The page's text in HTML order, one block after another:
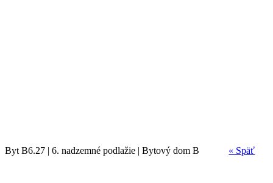
« Späť
Byt B6.27 | 6. nadzemné podlažie | Bytový dom B